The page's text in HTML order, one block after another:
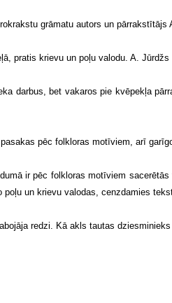
grāmatu autors un
pratis krievu un poļu valodu. A.
darbus, bet vakaros pie kvēpekļa
pēc folkloras motīviem, arī
ir pēc folkloras motīviem
un krievu valodas, cenzdamies
redzi. Kā akls tautas